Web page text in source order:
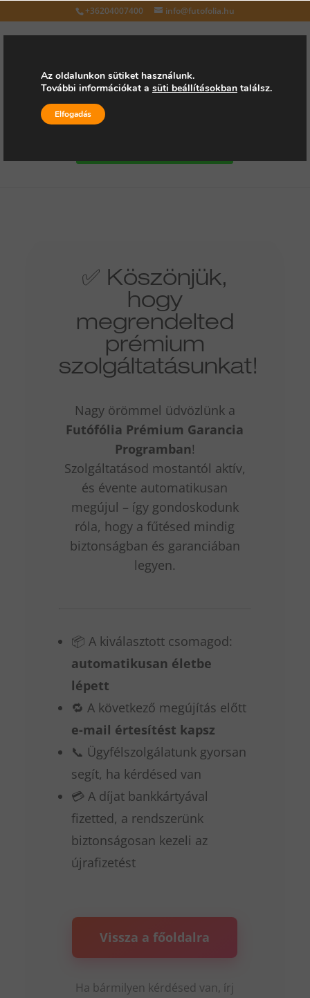
+36204007400 info@futofolia.hu
Válasszon oldalt
✅ Köszönjük,
hogy
megrendelted
prémium
szolgáltatásunkat!
Nagy örömmel üdvözlünk a
Futófólia Prémium Garancia
Programban!
Szolgáltatásod mostantól aktív,
és évente automatikusan
megújul – így gondoskodunk
róla, hogy a fűtésed mindig
biztonságban és garanciában
legyen.
📦 A kiválasztott csomagod:
automatikusan életbe
lépett
🔁 A következő megújítás előtt
e-mail értesítést kapsz
📞 Ügyfélszolgálatunk gyorsan
segít, ha kérdésed van
💳 A díjat bankkártyával
fizetted, a rendszerünk
biztonságosan kezeli az
újrafizetést
Vissza a főoldalra
Ha bármilyen kérdésed van, írj
Az oldalunkon sütiket használunk.
További információkat a süti beállításokban találsz.
Elfogadás